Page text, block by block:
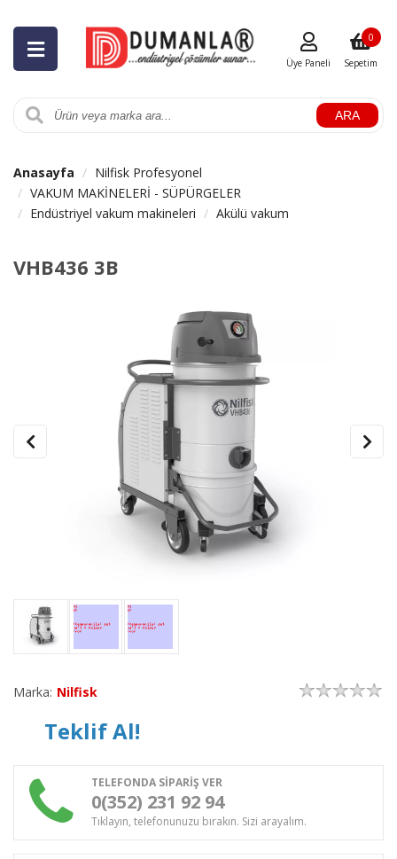
ARA
Üye Paneli Sepetim
0
Anasayfa
Nilfisk Profesyonel
VAKUM MAKİNELERİ - SÜPÜRGELER
Endüstriyel vakum makineleri
Akülü vakum
VHB436 3B
Marka: Nilfisk
Teklif Al!
TELEFONDA SİPARİŞ VER
0(352) 231 92 94
Tıklayın, telefonunuzu bırakın. Sizi arayalım.